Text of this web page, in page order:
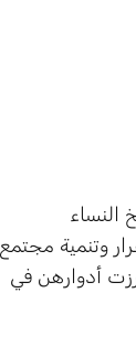
النساء
وتنمية مجتمع
أدوارهن في